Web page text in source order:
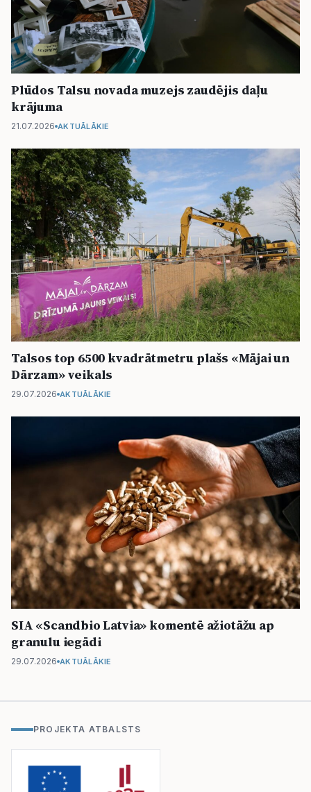
Plūdos Talsu novada muzejs zaudējis daļu
krājuma
21.07.2026 AKTUĀLĀKIE
Talsos top 6500 kvadrātmetru plašs «Mājai un
Dārzam» veikals
29.07.2026 AKTUĀLĀKIE
SIA «Scandbio Latvia» komentē ažiotāžu ap
granulu iegādi
29.07.2026 AKTUĀLĀKIE
PROJEKTA ATBALSTS